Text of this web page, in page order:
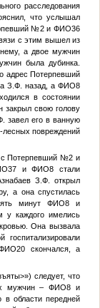
расследования
что услышал
№2иФИО36
с этим вышел из
а двое мужчин
была дубинка.
адресПотерпевший
З.Ф. назад, аФИО8
в состоянии
закрыл свою голову
завел его в ванную
лесных повреждений
Потерпевший №2 и
иФИО8 стали
З.Ф. открыл
а она спустилась
минутФИО8 и
у каждого имелись
Она вызвала
скончался, а
») следует, что
мужчин –ФИО8 и
в области передней